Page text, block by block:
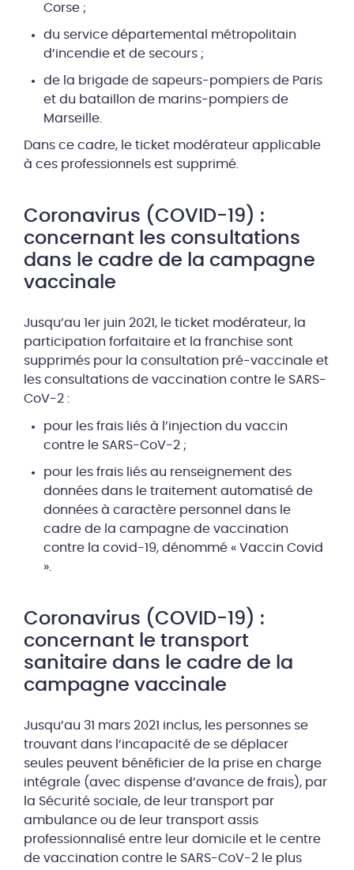
Corse ;
du service départemental métropolitain
d’incendie et de secours ;
de la brigade de sapeurs-pompiers de Paris
et du bataillon de marins-pompiers de
Marseille.
Dans ce cadre, le ticket modérateur applicable
à ces professionnels est supprimé.
Coronavirus (COVID-19) :
concernant les consultations
dans le cadre de la campagne
vaccinale
Jusqu’au 1er juin 2021, le ticket modérateur, la
participation forfaitaire et la franchise sont
supprimés pour la consultation pré-vaccinale et
les consultations de vaccination contre le SARS-
CoV-2 :
pour les frais liés à l’injection du vaccin
contre le SARS-CoV-2 ;
pour les frais liés au renseignement des
données dans le traitement automatisé de
données à caractère personnel dans le
cadre de la campagne de vaccination
contre la covid-19, dénommé « Vaccin Covid
».
Coronavirus (COVID-19) :
concernant le transport
sanitaire dans le cadre de la
campagne vaccinale
Jusqu’au 31 mars 2021 inclus, les personnes se
trouvant dans l’incapacité de se déplacer
seules peuvent bénéficier de la prise en charge
intégrale (avec dispense d’avance de frais), par
la Sécurité sociale, de leur transport par
ambulance ou de leur transport assis
professionnalisé entre leur domicile et le centre
de vaccination contre le SARS-CoV-2 le plus